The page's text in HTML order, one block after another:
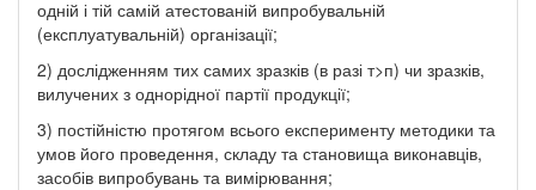
одній і тій самій атестованій випробувальній
(експлуатувальній) організації;
2) дослідженням тих самих зразків (в разі т>п) чи зразків,
вилучених з однорідної партії продукції;
3) постійністю протягом всього експерименту методики та
умов його проведення, складу та становища виконавців,
засобів випробувань та вимірювання;